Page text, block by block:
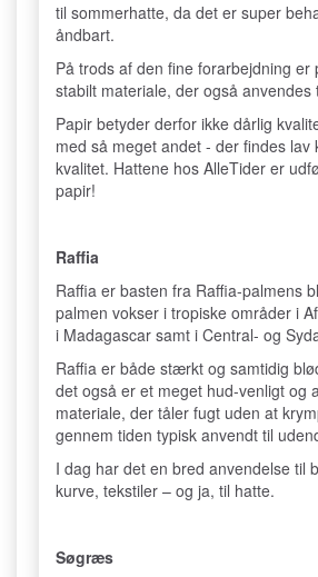
til sommerhatte, da det er super
åndbart.
På trods af den fine forarbejdning
stabilt materiale, der også anvendes
Papir betyder derfor ikke dårlig
med så meget andet - der findes lav
kvalitet. Hattene hos AlleTider er
papir!
Raffia
Raffia er basten fra Raffia-palmens
palmen vokser i tropiske områder i
i Madagascar samt i Central- og
Raffia er både stærkt og samtidig
det også er et meget hud-venligt og
materiale, der tåler fugt uden at
gennem tiden typisk anvendt til
I dag har det en bred anvendelse til
kurve, tekstiler – og ja, til hatte.
Søgræs